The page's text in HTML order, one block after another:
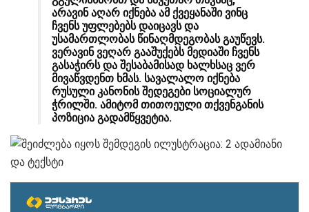
არავინ აღარ იქნება ამ ქვეყანაში ვინც
ჩვენს უფლებებს დაიცავს და
უსამართლობას წინაღმდეგობას გაუწევს.
ვერავინ ვეღარ გააშუქებს მედიაში ჩვენს
გასაჭირს და შესაბამისად ხალხსაც ვერ
მივაწვდენთ ხმას. სავალალო იქნება
რუსული კანონის შედეგები სოციალურ
ჭრილში. ამიტომ თითოეული თქვენგანის
პოზიცია გადამწყვეტია.